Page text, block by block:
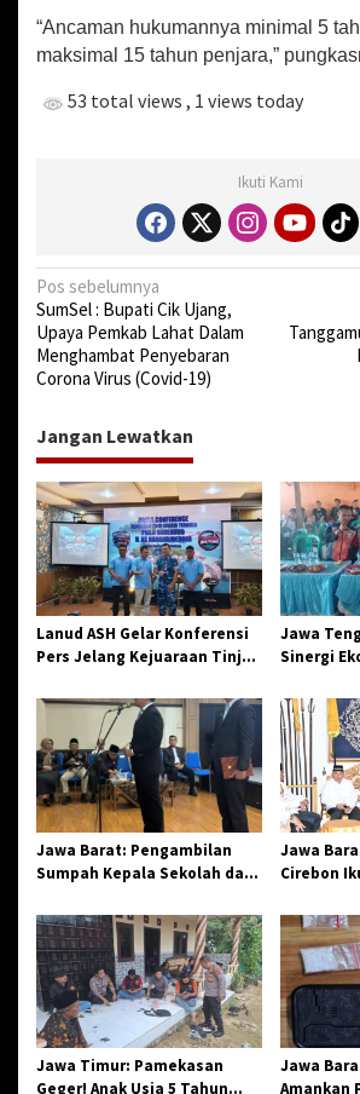
“Ancaman hukumannya minimal 5
maksimal 15 tahun penjara,”
53 total views , 1 views today
Ikuti Kami
N
a
v
i
g
a
s
i
p
o
s
Pos sebelumnya
SumSel : Bupati Cik Ujang,
Upaya Pemkab Lahat Dalam
Menghambat Penyebaran
Corona Virus (Covid-19)
Jangan Lewatkan
Lanud ASH Gelar Konferensi
Pers Jelang Kejuaraan Tinju
2026
Jawa
Sinergi
Jangkar
di Losari
Jawa Barat: Pengambilan
Sumpah Kepala Sekolah dan
Penegasan Integritas
Aparatur Pendidikan dan
Birokrasi
Jawa
Cirebon
Sinergi
Sejarah
Jawa Timur: Pamekasan
Geger! Anak Usia 5 Tahun
Jawa
Amankan